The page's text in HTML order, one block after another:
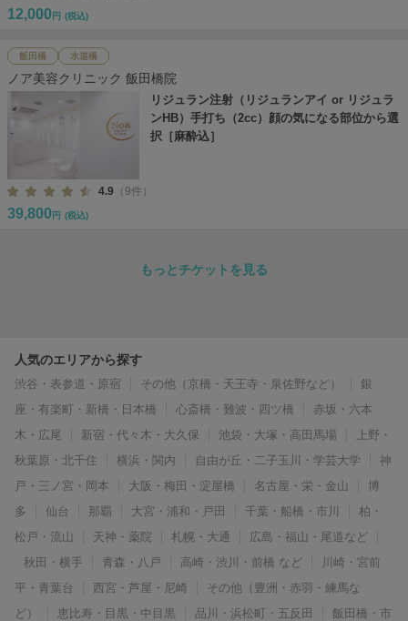
12,000 円 (税込)
飯田橋 水道橋
ノア美容クリニック 飯田橋院
リジュラン注射（リジュランアイ or リジュラ
ンHB）手打ち（2cc）顔の気になる部位から選
択［麻酔込］
4.9 （9件）
39,800 円 (税込)
もっとチケットを見る
人気のエリアから探す
渋谷・表参道・原宿 その他（京橋・天王寺・泉佐野など）
銀
座・有楽町・新橋・日本橋
心斎橋・難波・四ツ橋
赤坂・六本
木・広尾
新宿・代々木・大久保 池袋・大塚・高田馬場
上野・
秋葉原・北千住
横浜・関内 自由が丘・二子玉川・学芸大学
神
戸・三ノ宮・岡本
大阪・梅田・淀屋橋 名古屋・栄・金山
博
多
仙台 那覇 大宮・浦和・戸田 千葉・船橋・市川
柏・
松戸・流山
天神・薬院 札幌・大通
広島・福山・尾道など
秋田・横手
青森・八戸 高崎・渋川・前橋 など
川崎・宮前
平・青葉台
西宮・芦屋・尼崎
その他（豊洲・赤羽・練馬な
ど）
恵比寿・目黒・中目黒 品川・浜松町・五反田
飯田橋・市